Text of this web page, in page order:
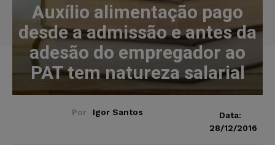
Auxílio alimentação pago
desde a admissão e antes da
adesão do empregador ao
PAT tem natureza salarial
Por Igor Santos
Data:
28/12/2016